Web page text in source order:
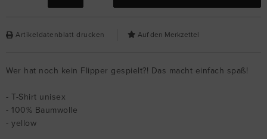
Artikeldatenblatt drucken
Wer hat noch kein Flipper gespielt?! Das macht einfach spaß!
- T-Shirt unisex
- 100% Baumwolle
- yellow